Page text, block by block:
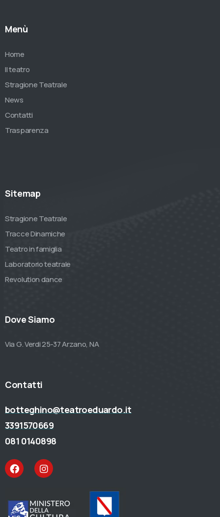
Menù
Home
Il teatro
Stragione Teatrale
News
Contatti
Trasparenza
Sitemap
Stragione Teatrale
Tracce Dinamiche
Teatro in famiglia
Laboratorio teatrale
Revolution dance
Dove Siamo
Via G. Verdi 25-37 Arzano, NA
Contatti
botteghino@teatroeduardo.it
3391570669
081 0140898